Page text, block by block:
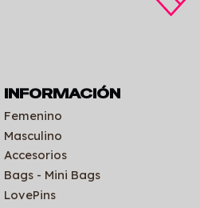
INFORMACIÓN
Femenino
Masculino
Accesorios
Bags - Mini Bags
LovePins